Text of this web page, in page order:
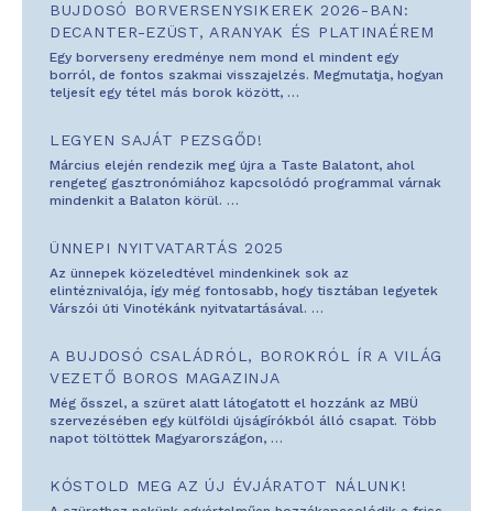
BUJDOSÓ BORVERSENYSIKEREK 2026-BAN:
DECANTER-EZÜST, ARANYAK ÉS PLATINAÉREM
Egy borverseny eredménye nem mond el mindent egy
borról, de fontos szakmai visszajelzés. Megmutatja, hogyan
teljesít egy tétel más borok között, …
LEGYEN SAJÁT PEZSGŐD!
Március elején rendezik meg újra a Taste Balatont, ahol
rengeteg gasztronómiához kapcsolódó programmal várnak
mindenkit a Balaton körül. …
ÜNNEPI NYITVATARTÁS 2025
Az ünnepek közeledtével mindenkinek sok az
elintéznivalója, így még fontosabb, hogy tisztában legyetek
Várszói úti Vinotékánk nyitvatartásával. …
A BUJDOSÓ CSALÁDRÓL, BOROKRÓL ÍR A VILÁG
VEZETŐ BOROS MAGAZINJA
Még ősszel, a szüret alatt látogatott el hozzánk az MBÜ
szervezésében egy külföldi újságírókból álló csapat. Több
napot töltöttek Magyarországon, …
KÓSTOLD MEG AZ ÚJ ÉVJÁRATOT NÁLUNK!